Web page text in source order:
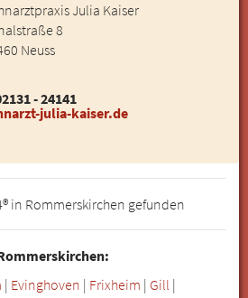
Julia Kaiser
8
Neuss
- 24141
julia-kaiser.de
in Rommerskirchen gefunden
| Evinghoven | Frixheim | Gill |